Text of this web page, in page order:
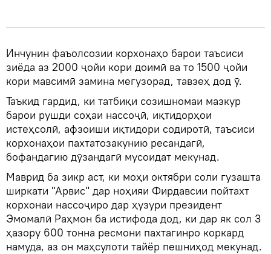
Инчунин фаъолсозии корхонаҳо барои таъсиси
зиёда аз 2000 ҷойи кори доимӣ ва то 1500 ҷойи
кори мавсимӣ замина мегузорад, тавзеҳ дод ӯ.
Таъкид гардид, ки татбиқи созишномаи мазкур
барои рушди соҳаи нассоҷӣ, иқтидорҳои
истеҳсолӣ, афзоиши иқтидори содиротӣ, таъсиси
корхонаҳои пахтатозакунию ресандагӣ,
бофандагию дӯзандагӣ мусоидат мекунад.
Маврид ба зикр аст, ки моҳи октябри соли гузашта
ширкати "Арвис" дар ноҳияи Фирдавсии пойтахт
корхонаи нассоҷиро дар ҳузури президент
Эмомалӣ Раҳмон ба истифода дод, ки дар як сол 3
ҳазору 600 тонна ресмони пахтагинро коркард
намуда, аз он маҳсулоти тайёр пешниҳод мекунад.